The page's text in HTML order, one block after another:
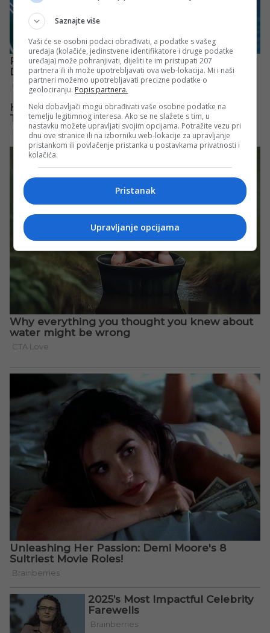
Saznajte više
Vaši će se osobni podaci obrađivati, a podatke s vašeg
uređaja (kolačiće, jedinstvene identifikatore i druge podatke
uređaja) može pohranjivati, dijeliti te im pristupati 207
partnera ili ih može upotrebljavati ova web-lokacija. Mi i naši
partneri možemo upotrebljavati precizne podatke o
geolociranju. Popis partnera.
Neki dobavljači mogu obrađivati vaše osobne podatke na
temelju legitimnog interesa. Ako se ne slažete s tim, u
nastavku možete upravljati svojim opcijama. Potražite vezu pri
dnu ove stranice ili na izborniku web-lokacije za upravljanje
pristankom ili povlačenje pristanka u postavkama privatnosti i
kolačića.
Pristanak
Upravljanje opcijama